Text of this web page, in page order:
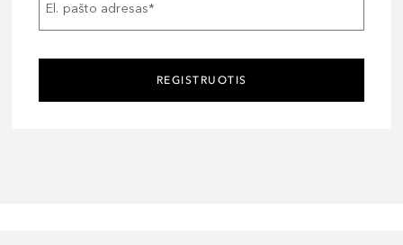
El. pašto adresas*
REGISTRUOTIS